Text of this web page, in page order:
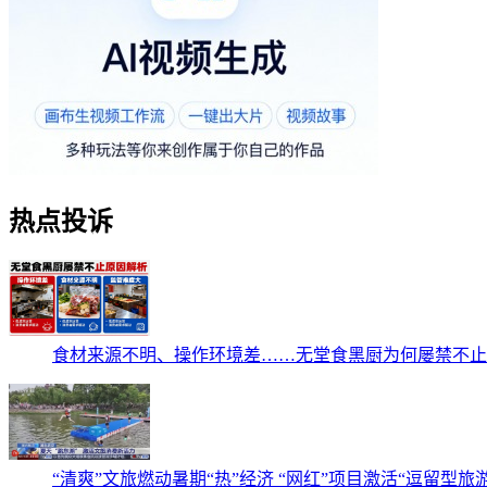
热点投诉
食材来源不明、操作环境差……无堂食黑厨为何屡禁不止
“清爽”文旅燃动暑期“热”经济 “网红”项目激活“逗留型旅